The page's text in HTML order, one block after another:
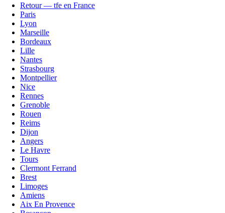
Retour — tfe en France
Paris
Lyon
Marseille
Bordeaux
Lille
Nantes
Strasbourg
Montpellier
Nice
Rennes
Grenoble
Rouen
Reims
Dijon
Angers
Le Havre
Tours
Clermont Ferrand
Brest
Limoges
Amiens
Aix En Provence